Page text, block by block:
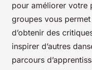
pour améliorer votre
groupes vous
d’obtenir des
inspirer d’autres
parcours